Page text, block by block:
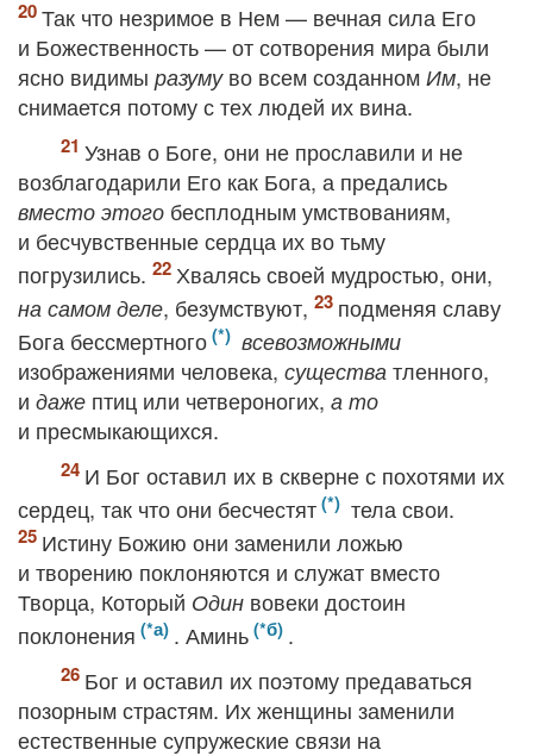
Так что незримое в Нем — вечная сила Его
и Божественность — от сотворения мира были
ясно видимы разумуво всем созданном Им, не
снимается потому с тех людей их вина.
Узнав о Боге, они не прославили и не
возблагодарили Его как Бога, а предались
вместо этого бесплодным умствованиям,
и бесчувственные сердца их во тьму
погрузились.
Хвалясь своей мудростью, они,
на самом деле, безумствуют,
подменяя славу
Бога бессмертного
всевозможными
изображениями человека, существа тленного,
и даже птиц или четвероногих, а то
и пресмыкающихся.
И Бог оставил их в скверне с похотями их
сердец, так что они бесчестят
тела свои.
Истину Божию они заменили ложью
и творению поклоняются и служат вместо
Творца, Который Один вовеки достоин
поклонения
. Аминь
.
Бог и оставил их поэтому предаваться
позорным страстям. Их женщины заменили
естественные супружеские связи на